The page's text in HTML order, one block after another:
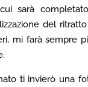
sarà
del
mi farà sempre
ti invierò una